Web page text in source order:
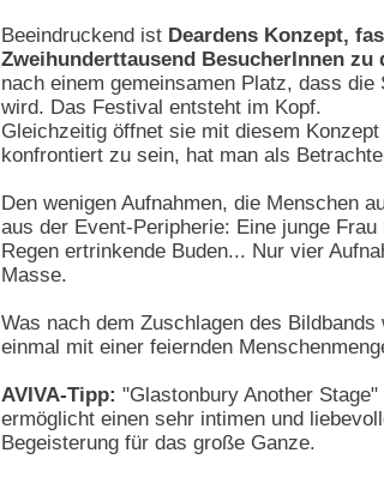
Beeindruckend ist Deardens Konzept,
Zweihunderttausend BesucherInnen zu
nach einem gemeinsamen Platz, dass
wird. Das Festival entsteht im Kopf.
Gleichzeitig öffnet sie mit diesem
konfrontiert zu sein, hat man als
Den wenigen Aufnahmen, die Menschen
aus der Event-Peripherie: Eine junge
Regen ertrinkende Buden... Nur vier
Masse.
Was nach dem Zuschlagen des
einmal mit einer feiernden
AVIVA-Tipp: "Glastonbury Another
ermöglicht einen sehr intimen und
Begeisterung für das große Ganze.